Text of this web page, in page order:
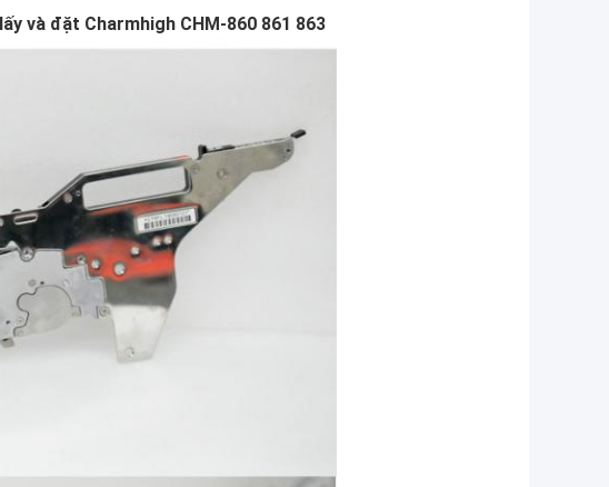
và đặt Charmhigh CHM-860 861 863